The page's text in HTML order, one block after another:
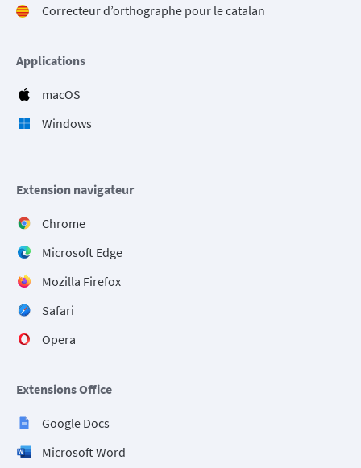
Correcteur d’orthographe pour le catalan
Applications
macOS
Windows
Extension navigateur
Chrome
Microsoft Edge
Mozilla Firefox
Safari
Opera
Extensions Office
Google Docs
Microsoft Word